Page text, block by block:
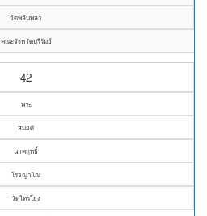
วัดพลับพลา
คณะจังหวัดบุรีรัมย์
42
พระ
สมยศ
นาคฤทธิ์
โรจญาโณ
วัดไทรโยง